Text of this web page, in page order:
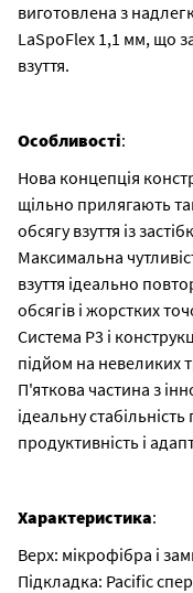
виготовлена з
LaSpoFlex 1,1 мм, що
взуття.
Особливості:
Нова концепція
щільно прилягають
обсягу взуття із
Максимальна
взуття ідеально
обсягів і жорстких
Система P3 і
підйом на невеликих
П'яткова частина з
ідеальну
продуктивність і
Характеристика:
Верх: мікрофібра і
Підкладка: Pacific